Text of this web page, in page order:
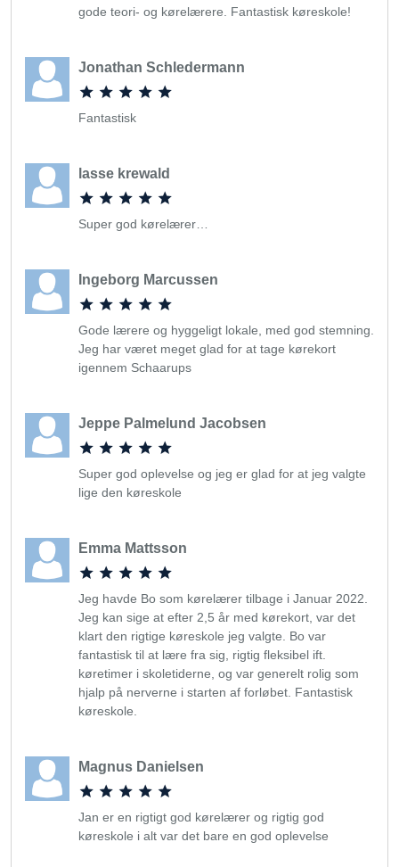
gode teori- og kørelærere. Fantastisk køreskole!
Jonathan Schledermann
Fantastisk
lasse krewald
Super god kørelærer…
Ingeborg Marcussen
Gode lærere og hyggeligt lokale, med god stemning.
Jeg har været meget glad for at tage kørekort
igennem Schaarups
Jeppe Palmelund Jacobsen
Super god oplevelse og jeg er glad for at jeg valgte
lige den køreskole
Emma Mattsson
Jeg havde Bo som kørelærer tilbage i Januar 2022.
Jeg kan sige at efter 2,5 år med kørekort, var det
klart den rigtige køreskole jeg valgte. Bo var
fantastisk til at lære fra sig, rigtig fleksibel ift.
køretimer i skoletiderne, og var generelt rolig som
hjalp på nerverne i starten af forløbet. Fantastisk
køreskole.
Magnus Danielsen
Jan er en rigtigt god kørelærer og rigtig god
køreskole i alt var det bare en god oplevelse